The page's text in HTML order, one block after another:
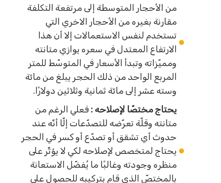
من الأحجار المتوسطة إلى مرتفعة التكلفة
مقارنة بغيره من الأحجار الاخري التي
تستخدم لنفس الاستعمالات إلا أن هذا
الارتفاع المعتدل في سعره يوازي متانته
ومميّزاته وتبدأ الأسعار في المتوسّط للمتر
المربع الواحد من ذلك الحجر يبلغ من مائة
وسته عشر إلى مائة ثمانية وثلاثين دولارًا.
يحتاج مختصًا لإصلاحه :فعلي الرغم من
متانته وقلّة تعرّضه للتصدّعات إلّا أنّه عند
حدوث أي تشقق أو تصدّع أو كسر في الحجر
يحتاج لمتخصص لإصلاحه لكي لا يؤثّر على
منظره وجودته وغالبًا ما يُفضّل الاستعانة
بالمختصّ الذي قام بتركيبه للحصول على